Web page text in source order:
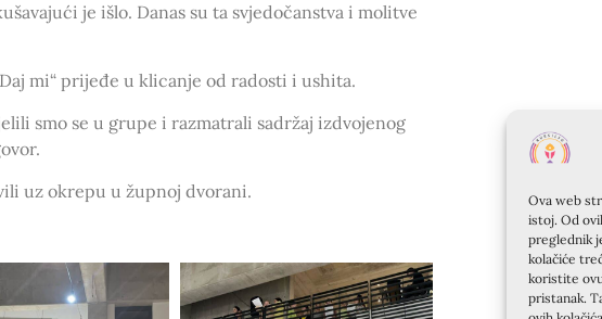
Ova web
istoj. Od
preglednik
kolačiće
koristite
pristanak.
je išlo. Danas su ta svjedočanstva i molitve
mi“ prijeđe u klicanje od radosti i ushita.
smo se u grupe i razmatrali sadržaj izdvojenog
uz okrepu u župnoj dvorani.